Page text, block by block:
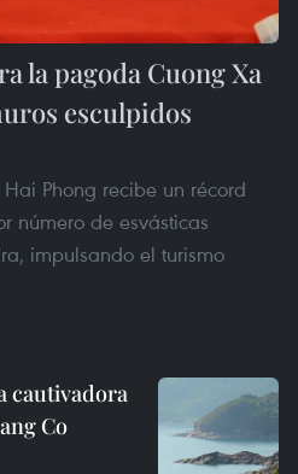
la pagoda Cuong Xa
esculpidos
Phong recibe un récord
número de esvásticas
impulsando el turismo
cautivadora
Co